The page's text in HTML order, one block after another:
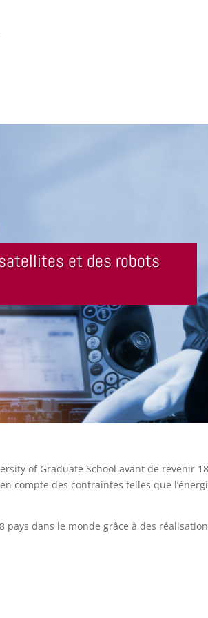
et des robots
of Graduate School avant de revenir
compte des contraintes telles que
pays dans le monde grâce à des